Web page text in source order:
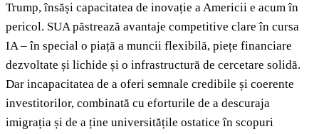
Trump, însăși capacitatea de inovație a Americii e acum în
pericol. SUA păstrează avantaje competitive clare în cursa
IA – în special o piață a muncii flexibilă, piețe financiare
dezvoltate și lichide și o infrastructură de cercetare solidă.
Dar incapacitatea de a oferi semnale credibile și coerente
investitorilor, combinată cu eforturile de a descuraja
imigrația și de a ține universitățile ostatice în scopuri